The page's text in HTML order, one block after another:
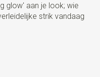
glow' aan je look; wie
strik vandaag